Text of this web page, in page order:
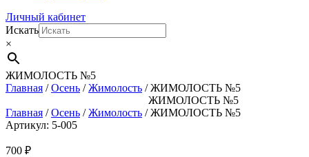
Личный кабинет
Искать
×
ЖИМОЛОСТЬ №5
Главная /Осень /Жимолость / ЖИМОЛОСТЬ №5
ЖИМОЛОСТЬ №5
Главная /Осень /Жимолость / ЖИМОЛОСТЬ №5
Артикул: 5-005
700 ₽